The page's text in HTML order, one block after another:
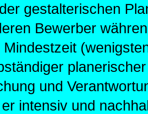
gestalterischen
Bewerber
Mindestzeit
und
intensiv und